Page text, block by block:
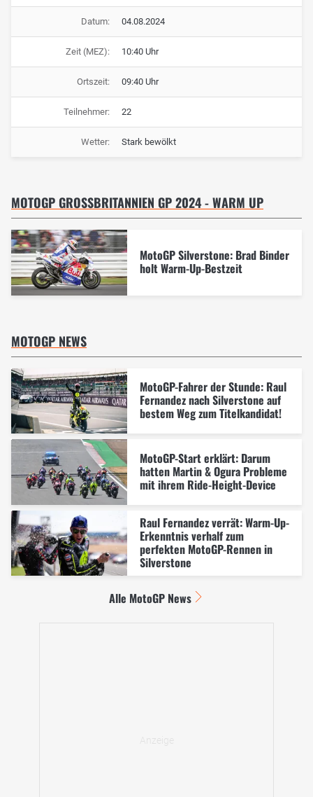
Datum: 04.08.2024
Zeit (MEZ): 10:40 Uhr
Ortszeit: 09:40 Uhr
Teilnehmer: 22
Wetter: Stark bewölkt
MOTOGP GROSSBRITANNIEN GP 2024 - WARM UP
MotoGP Silverstone: Brad Binder
holt Warm-Up-Bestzeit
MOTOGP NEWS
MotoGP-Fahrer der Stunde: Raul
Fernandez nach Silverstone auf
bestem Weg zum Titelkandidat!
MotoGP-Start erklärt: Darum
hatten Martin & Ogura Probleme
mit ihrem Ride-Height-Device
Raul Fernandez verrät: Warm-Up-
Erkenntnis verhalf zum
perfekten MotoGP-Rennen in
Silverstone
Alle MotoGP News